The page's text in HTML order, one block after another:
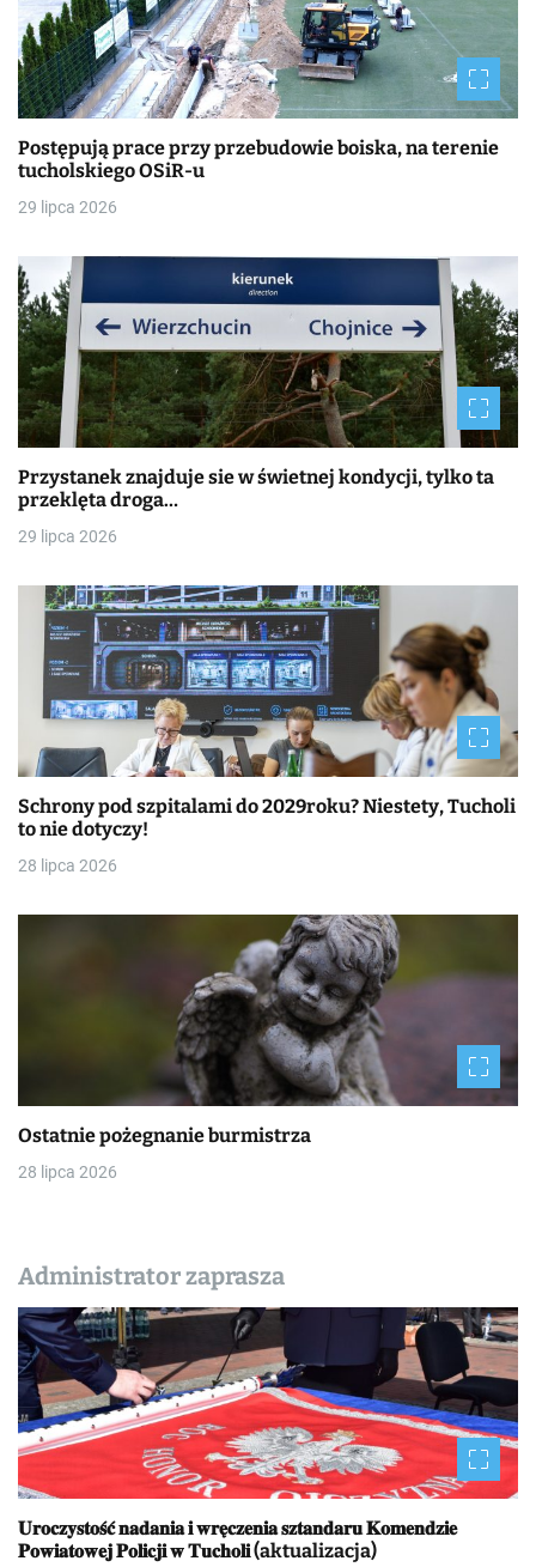
Postępują prace przy przebudowie boiska, na terenie
tucholskiego OSiR-u
29 lipca 2026
Przystanek znajduje sie w świetnej kondycji, tylko ta
przeklęta droga…
29 lipca 2026
Schrony pod szpitalami do 2029roku? Niestety, Tucholi
to nie dotyczy!
28 lipca 2026
Ostatnie pożegnanie burmistrza
28 lipca 2026
Administrator zaprasza
𝐔𝐫𝐨𝐜𝐳𝐲𝐬𝐭𝐨𝐬́𝐜́ 𝐧𝐚𝐝𝐚𝐧𝐢𝐚 𝐢 𝐰𝐫𝐞̨𝐜𝐳𝐞𝐧𝐢𝐚 𝐬𝐳𝐭𝐚𝐧𝐝𝐚𝐫𝐮 𝐊𝐨𝐦𝐞𝐧𝐝𝐳𝐢𝐞
𝐏𝐨𝐰𝐢𝐚𝐭𝐨𝐰𝐞𝐣 𝐏𝐨𝐥𝐢𝐜𝐣𝐢 𝐰 𝐓𝐮𝐜𝐡𝐨𝐥𝐢 (aktualizacja)